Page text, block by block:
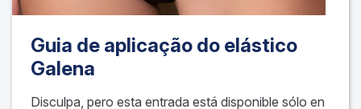
Guia de aplicação do elástico
Galena
Disculpa, pero esta entrada está disponible sólo en